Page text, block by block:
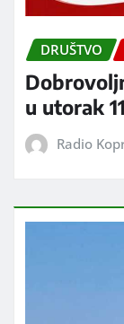
DRUŠTVO
u utorak
Radio